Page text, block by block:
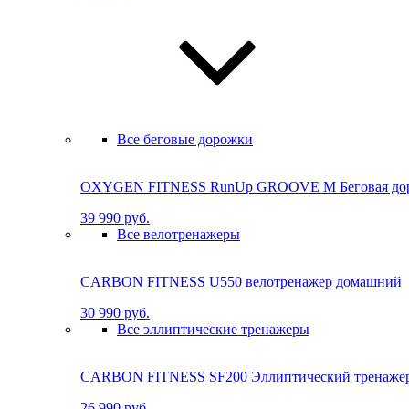
Все беговые дорожки
OXYGEN FITNESS RunUp GROOVE M Бе­го­вая
39 990 руб.
Все велотренажеры
CARBON FITNESS U550 велотренажер домашний
30 990 руб.
Все эллиптические тренажеры
CARBON FITNESS SF200 Эллиптический